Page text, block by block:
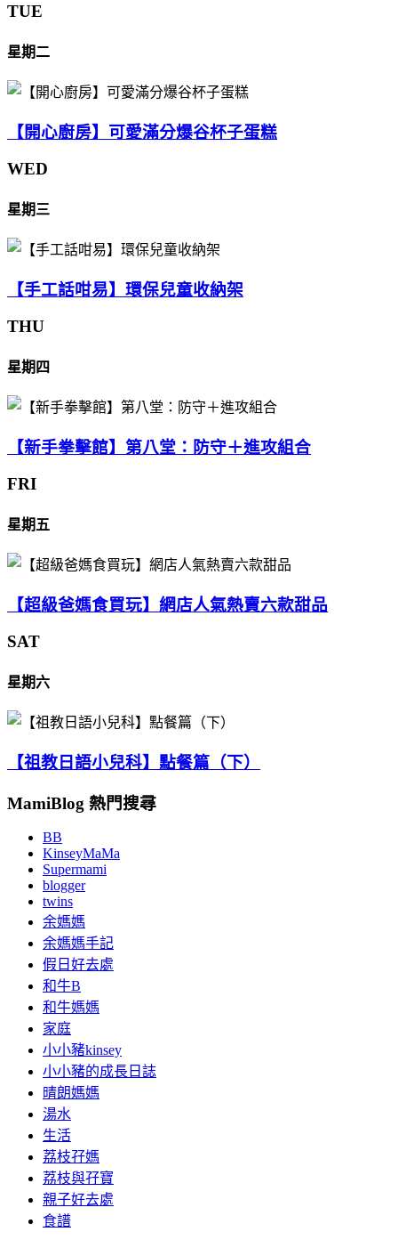
TUE
星期二
【開心廚房】可愛滿分爆谷杯子蛋糕
WED
星期三
【手工話咁易】環保兒童收納架
THU
星期四
【新手拳擊館】第八堂：防守＋進攻組合
FRI
星期五
【超級爸媽食買玩】網店人氣熱賣六款甜品
SAT
星期六
【祖教日語小兒科】點餐篇（下）
MamiBlog 熱門搜尋
BB
KinseyMaMa
Supermami
blogger
twins
余媽媽
余媽媽手記
假日好去處
和牛B
和牛媽媽
家庭
小小豬kinsey
小小豬的成長日誌
晴朗媽媽
湯水
生活
荔枝孖媽
荔枝與孖寶
親子好去處
食譜